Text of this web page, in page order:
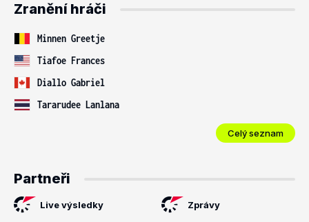
Zranění hráči
Minnen Greetje
Tiafoe Frances
Diallo Gabriel
Tararudee Lanlana
Celý seznam
Partneři
Live výsledky Zprávy